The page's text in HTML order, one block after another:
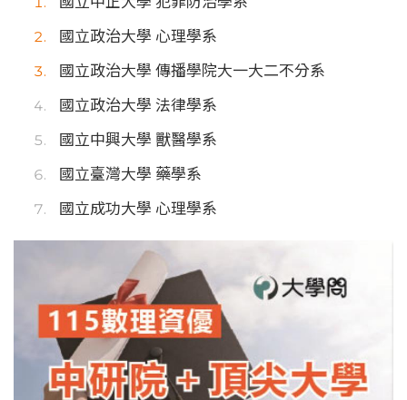
國立政治大學 心理學系
國立政治大學 傳播學院大一大二不分系
國立政治大學 法律學系
國立中興大學 獸醫學系
國立臺灣大學 藥學系
國立成功大學 心理學系